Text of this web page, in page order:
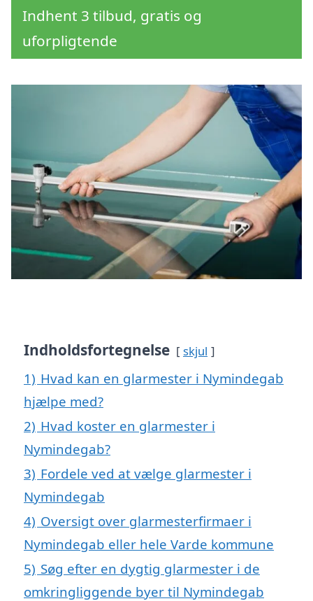
Indhent 3 tilbud, gratis og
uforpligtende
Indholdsfortegnelse skjul
1) Hvad kan en glarmester i Nymindegab
hjælpe med?
2) Hvad koster en glarmester i
Nymindegab?
3) Fordele ved at vælge glarmester i
Nymindegab
4) Oversigt over glarmesterfirmaer i
Nymindegab eller hele Varde kommune
5) Søg efter en dygtig glarmester i de
omkringliggende byer til Nymindegab